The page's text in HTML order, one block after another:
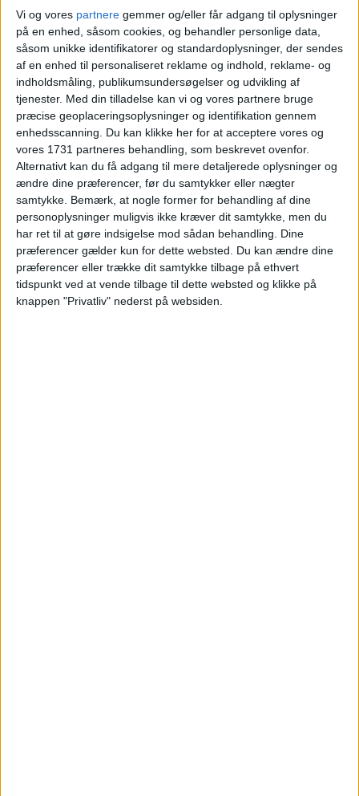
Vi og vores partnere gemmer og/eller får adgang til oplysninger
på en enhed, såsom cookies, og behandler personlige data,
såsom unikke identifikatorer og standardoplysninger, der sendes
af en enhed til personaliseret reklame og indhold, reklame- og
indholdsmåling, publikumsundersøgelser og udvikling af
tjenester. Med din tilladelse kan vi og vores partnere bruge
præcise geoplaceringsoplysninger og identifikation gennem
enhedsscanning. Du kan klikke her for at acceptere vores og
vores 1731 partneres behandling, som beskrevet ovenfor.
Alternativt kan du få adgang til mere detaljerede oplysninger og
ændre dine præferencer, før du samtykker eller nægter
samtykke. Bemærk, at nogle former for behandling af dine
personoplysninger muligvis ikke kræver dit samtykke, men du
har ret til at gøre indsigelse mod sådan behandling. Dine
præferencer gælder kun for dette websted. Du kan ændre dine
præferencer eller trække dit samtykke tilbage på ethvert
tidspunkt ved at vende tilbage til dette websted og klikke på
knappen "Privatliv" nederst på websiden.
Vælg egne datoer - eller de
alternative forslag
‹ ›
juli 2026
Uge Ma Ti On To Fr Lø Sø
U27 1 2 3 4 5
U28 6 10 11
U29 13 14 15 16 17 18 19
U30 20 21 22 23 24 25 26
U31 27 28 29 30 31